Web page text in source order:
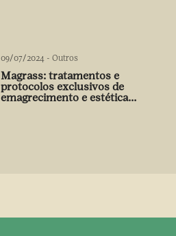
09/07/2024 - Outros
Magrass: tratamentos e
protocolos exclusivos de
emagrecimento e estética